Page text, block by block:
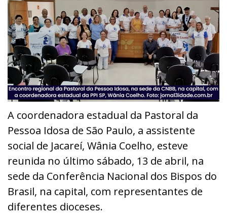
A coordenadora estadual da Pastoral da
Pessoa Idosa de São Paulo, a assistente
social de Jacareí, Wânia Coelho, esteve
reunida no último sábado, 13 de abril, na
sede da Conferência Nacional dos Bispos do
Brasil, na capital, com representantes de
diferentes dioceses.